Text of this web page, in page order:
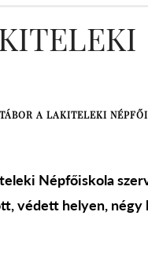
A LAKITELEKI
Népfőiskola
védett helyen,